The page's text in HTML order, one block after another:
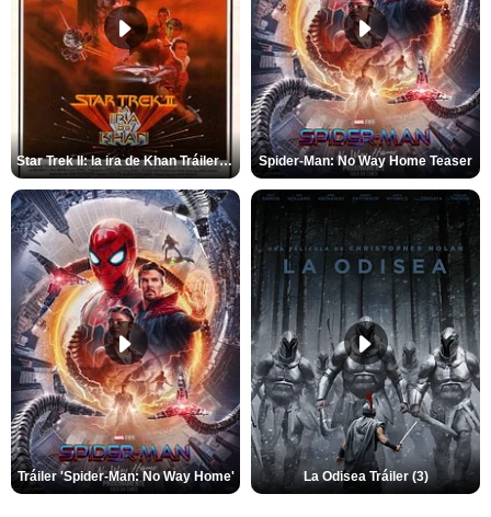
Star Trek II: la ira de Khan Tráiler VO Spider-Man: No Way Home Teaser
Tráiler 'Spider-Man: No Way Home' La Odisea Tráiler (3)